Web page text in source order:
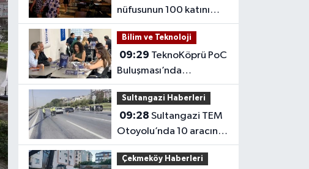
nüfusunun 100 katını
ağırlıyor
Bilim ve Teknoloji
09:29
Buluşması’nda
bankacılık ve teknoloji
girişimleri bir araya
geldi
Sultangazi Haberleri
09:28
Otoyolu’nda 10 aracın
karıştığı zincirleme kaza
Çekmeköy Haberleri